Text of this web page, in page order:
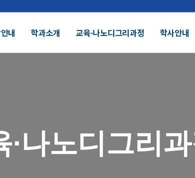
보공시 정보공개전화번호안내찾아오시는길
내 학과소개 교육∙나노디그리과정 학사안내
∙나노디그리